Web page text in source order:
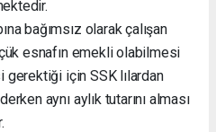
bağımsız olarak çalışan
esnafın emekli olabilmesi
için SSK lılardan
aynı aylık tutarını alması